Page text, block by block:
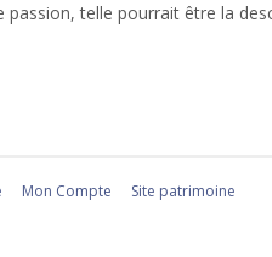
telle pourrait être la
Mon Compte Site patrimoine